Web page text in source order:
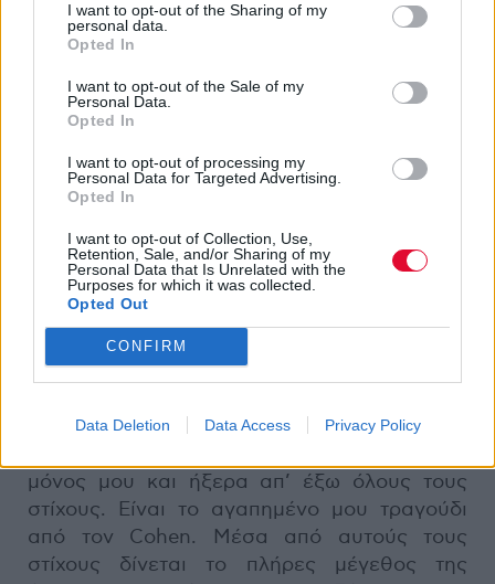
I want to opt-out of the Sharing of my
personal data.
Opted In
I want to opt-out of the Sale of my
Personal Data.
Opted In
I want to opt-out of processing my
Personal Data for Targeted Advertising.
Opted In
I want to opt-out of Collection, Use,
Retention, Sale, and/or Sharing of my
Personal Data that Is Unrelated with the
Purposes for which it was collected.
Opted Out
CONFIRM
Data Deletion Data Access Privacy Policy
Cohen, για λογαριασμό της ιστοσελίδας του
Rolling Stone
εκτέλεση που κάνατε για το tribute album
Old Ideas With New Friends
συγκεκριμένο τραγούδι; Ή σας το πρότειναν
οι ιθύνοντες της συλλογής; Όπως και να έχει,
ήταν μια εκπληκτικά συγκινησιακή εκτέλεση
από μεριάς σας...
Ευχαριστώ! Πολύ ευγενικό εκ μέρους σου.
Είναι περίεργο, αλλά συνέβησαν και τα δύο
ταυτόχρονα. Ήρθαν δηλαδή οι υπεύθυνοι για
απλά έμεινα εμβρόντητος: το συγκεκριμένο
μόνος μου και ήξερα απ’ έξω όλους τους
στίχους. Είναι το αγαπημένο μου τραγούδι
από τον Cohen. Μέσα από αυτούς τους
στίχους δίνεται το πλήρες μέγεθος της